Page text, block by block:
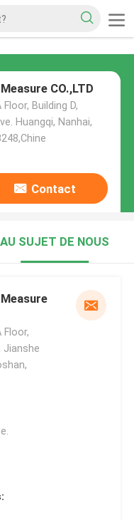
CO.,LTD
Building D,
Huangqi, Nanhai,
Contact
AU SUJET DE NOUS
Floor,
Jianshe